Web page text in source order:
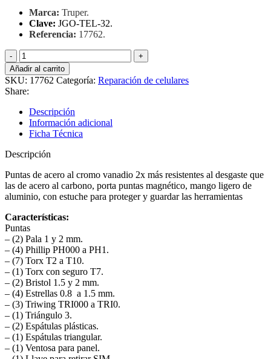
Marca: Truper.
Clave: JGO-TEL-32.
Referencia: 17762.
Juego
de
32
piezas
para
reparación
electrónica,
Truper
17762
cantidad
Añadir al carrito
SKU: 17762 Categoría: Reparación de celulares
Share:
Descripción
Información adicional
Ficha Técnica
Descripción
Puntas de acero al cromo vanadio 2x más resistentes al desgaste que
las de acero al carbono, porta puntas magnético, mango ligero de
aluminio, con estuche para proteger y guardar las herramientas
Características:
Puntas
– (2) Pala 1 y 2 mm.
– (4) Phillip PH000 a PH1.
– (7) Torx T2 a T10.
– (1) Torx con seguro T7.
– (2) Bristol 1.5 y 2 mm.
– (4) Estrellas 0.8 a 1.5 mm.
– (3) Triwing TRI000 a TRI0.
– (1) Triángulo 3.
– (2) Espátulas plásticas.
– (1) Espátulas triangular.
– (1) Ventosa para panel.